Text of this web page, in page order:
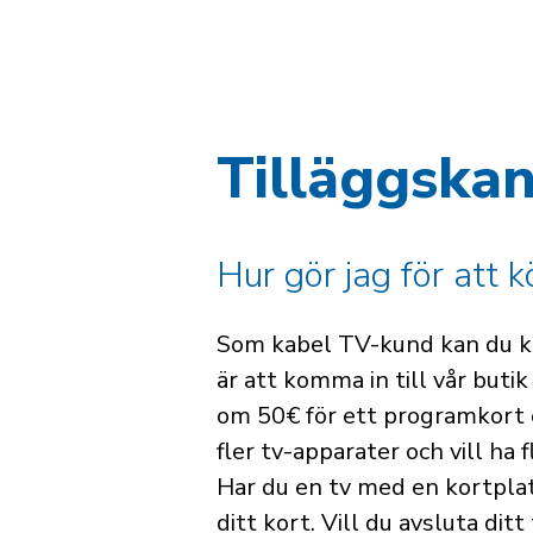
Hur gör jag för att
Som kabel TV-kund kan du
är att komma in till vår
om 50€ för ett programkort
fler tv-apparater och vill ha
Har du en tv med en
ditt kort. Vill du avsluta ditt